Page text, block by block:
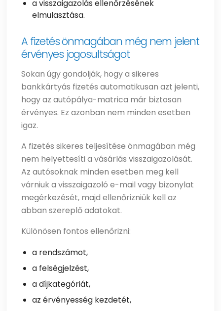
a visszaigazolás ellenőrzésének
elmulasztása.
A fizetés önmagában még nem jelent
érvényes jogosultságot
Sokan úgy gondolják, hogy a sikeres
bankkártyás fizetés automatikusan azt jelenti,
hogy az autópálya-matrica már biztosan
érvényes. Ez azonban nem minden esetben
igaz.
A fizetés sikeres teljesítése önmagában még
nem helyettesíti a vásárlás visszaigazolását.
Az autósoknak minden esetben meg kell
várniuk a visszaigazoló e-mail vagy bizonylat
megérkezését, majd ellenőrizniük kell az
abban szereplő adatokat.
Különösen fontos ellenőrizni:
a rendszámot,
a felségjelzést,
a díjkategóriát,
az érvényesség kezdetét,